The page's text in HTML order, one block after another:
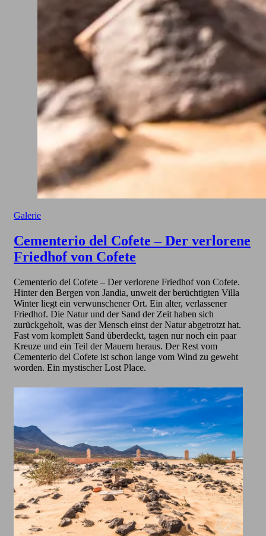
Galerie
Cementerio del Cofete – Der verlorene
Friedhof von Cofete
Cementerio del Cofete – Der verlorene Friedhof von Cofete.
Hinter den Bergen von Jandia, unweit der berüchtigten Villa
Winter liegt ein verwunschener Ort. Ein alter, verlassener
Friedhof. Die Natur und der Sand der Zeit haben sich
zurückgeholt, was der Mensch einst der Natur abgetrotzt hat.
Fast vom komplett Sand überdeckt, tagen nur noch ein paar
Kreuze und ein Teil der Mauern heraus. Der Rest vom
Cementerio del Cofete ist schon lange vom Wind zu geweht
worden. Ein mystischer Lost Place.